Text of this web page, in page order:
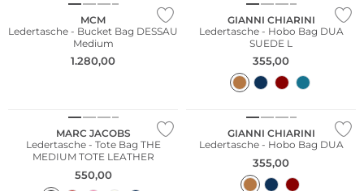
MCM
Ledertasche - Bucket Bag DESSAU
Medium
1.280,00
GIANNI CHIARINI
Ledertasche - Hobo Bag DUA
SUEDE L
355,00
MARC JACOBS
Ledertasche - Tote Bag THE
MEDIUM TOTE LEATHER
550,00
GIANNI CHIARINI
Ledertasche - Hobo Bag DUA
355,00